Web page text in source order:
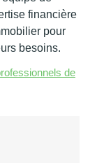
financière
pour
besoins.
de